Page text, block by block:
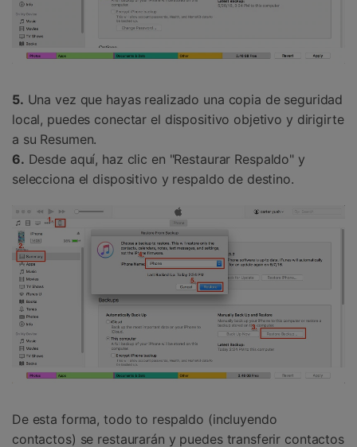
5. Una vez que hayas realizado una copia de seguridad
local, puedes conectar el dispositivo objetivo y dirigirte
a su Resumen.
6. Desde aquí, haz clic en "Restaurar Respaldo" y
selecciona el dispositivo y respaldo de destino.
De esta forma, todo to respaldo (incluyendo
contactos) se restaurarán y puedes transferir contactos